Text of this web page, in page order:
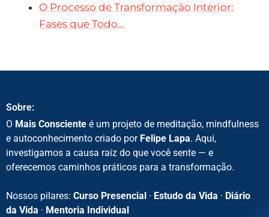
O Processo de Transformação Interior:
Fases que Todo…
Sobre:
O Mais Consciente é um projeto de meditação, mindfulness
e autoconhecimento criado por Felipe Lapa. Aqui,
investigamos a causa raiz do que você sente — e
oferecemos caminhos práticos para a transformação.
Nossos pilares: Curso Presencial · Estudo da Vida · Diário
da Vida · Mentoria Individual